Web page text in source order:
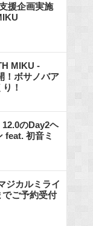
援企画実施
MIKU -
！ボサノバア
！
のDay2ヘ
feat. 初音ミ
ジカルミライ
でご予約受付